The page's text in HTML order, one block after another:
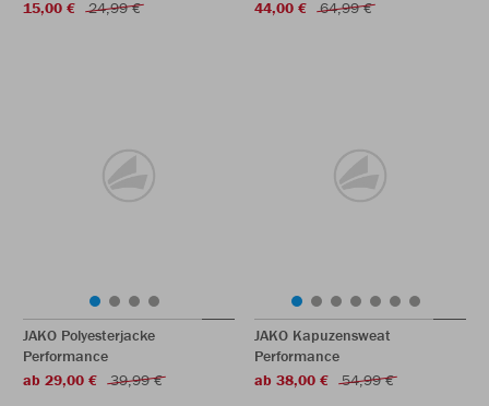
15,00 €
24,99 €
44,00 €
64,99 €
JAKO Polyesterjacke
Performance
ab 29,00 €
39,99 €
JAKO Kapuzensweat
Performance
ab 38,00 €
54,99 €